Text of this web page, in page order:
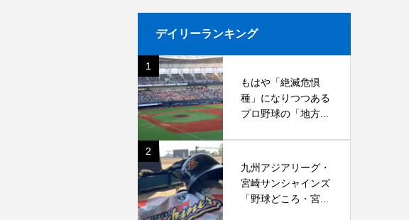
デイリーランキング
1
もはや「絶滅危惧
種」になりつつある
プロ野球の「地方...
2
九州アジアリーグ・
宮崎サンシャインズ
「野球どころ・宮...